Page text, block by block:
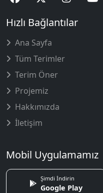
Hızlı Bağlantılar
Ana Sayfa
Tüm Terimler
Terim Öner
Projemiz
Hakkımızda
İletişim
Mobil Uygulamamız
Şimdi İndirin
Google Play